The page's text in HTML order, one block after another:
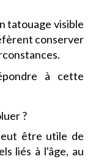
tatouage visible
conserver
à cette
?
être utile de
liés à l'âge, au